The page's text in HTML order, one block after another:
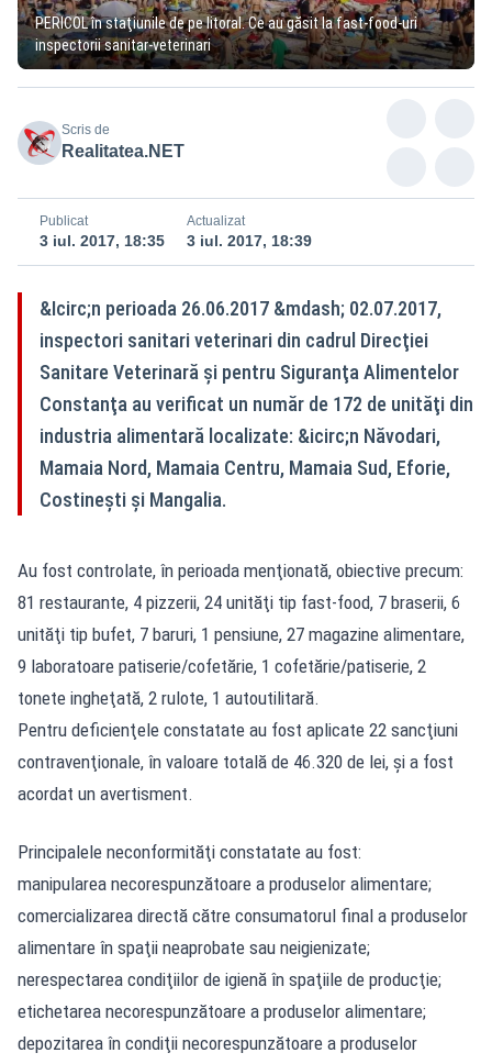
PERICOL în staţiunile de pe litoral. Ce au găsit la fast-food-uri
inspectorii sanitar-veterinari
Scris de
Realitatea.NET
Publicat
3 iul. 2017, 18:35
Actualizat
3 iul. 2017, 18:39
&Icirc;n perioada 26.06.2017 &mdash; 02.07.2017,
inspectori sanitari veterinari din cadrul Direcţiei
Sanitare Veterinară şi pentru Siguranţa Alimentelor
Constanţa au verificat un număr de 172 de unităţi din
industria alimentară localizate: &icirc;n Năvodari,
Mamaia Nord, Mamaia Centru, Mamaia Sud, Eforie,
Costineşti şi Mangalia.
Au fost controlate, în perioada menţionată, obiective precum:
81 restaurante, 4 pizzerii, 24 unităţi tip fast-food, 7 braserii, 6
unităţi tip bufet, 7 baruri, 1 pensiune, 27 magazine alimentare,
9 laboratoare patiserie/cofetărie, 1 cofetărie/patiserie, 2
tonete ingheţată, 2 rulote, 1 autoutilitară.
Pentru deficienţele constatate au fost aplicate 22 sancţiuni
contravenţionale, în valoare totală de 46.320 de lei, şi a fost
acordat un avertisment.
Principalele neconformităţi constatate au fost:
manipularea necorespunzătoare a produselor alimentare;
comercializarea directă către consumatorul final a produselor
alimentare în spaţii neaprobate sau neigienizate;
nerespectarea condiţiilor de igienă în spaţiile de producţie;
etichetarea necorespunzătoare a produselor alimentare;
depozitarea în condiţii necorespunzătoare a produselor